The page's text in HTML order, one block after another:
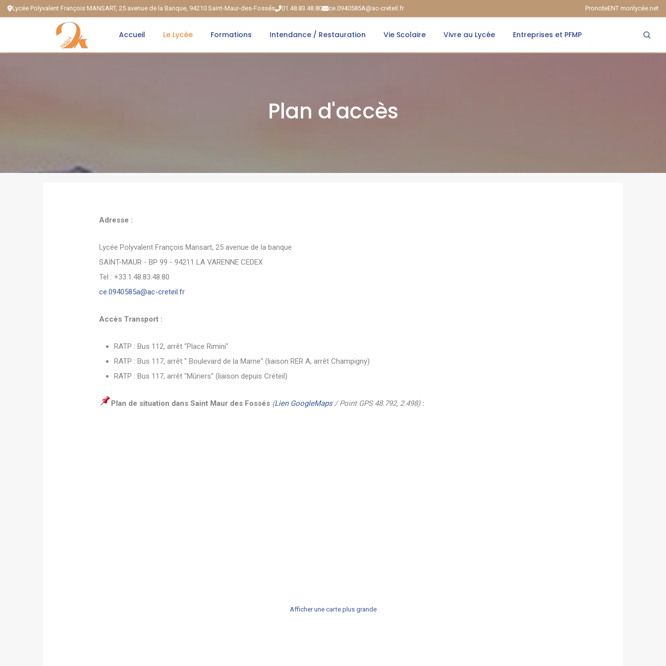
Lycée Polyvalent François MANSART, 25 avenue de la Banque, 94210 Saint-Maur-des-Fossés 01.48.83.48.80 ce.0940585A@ac-creteil.fr PronoteENT monlycée.net
Accueil Le Lycée Formations Intendance / Restauration Vie Scolaire Vivre au Lycée Entreprises et PFMP
Plan d'accès
Adresse :
Lycée Polyvalent François Mansart, 25 avenue de la banque
SAINT-MAUR - BP 99 - 94211 LA VARENNE CEDEX
Tel : +33.1.48.83.48.80
ce.0940585a@ac-creteil.fr
Accès Transport :
RATP : Bus 112, arrêt "Place Rimini"
RATP : Bus 117, arrêt " Boulevard de la Marne" (liaison RER A, arrêt Champigny)
RATP : Bus 117, arrêt "Mûriers" (liaison depuis Créteil)
Plan de situation dans Saint Maur des Fossés(Lien GoogleMaps/ Point GPS 48.792, 2.498):
Afficher une carte plus grande